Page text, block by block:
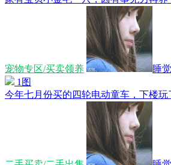
宠物专区/买卖领养 睡
1图
今年七月份买的四轮电动童车，下楼